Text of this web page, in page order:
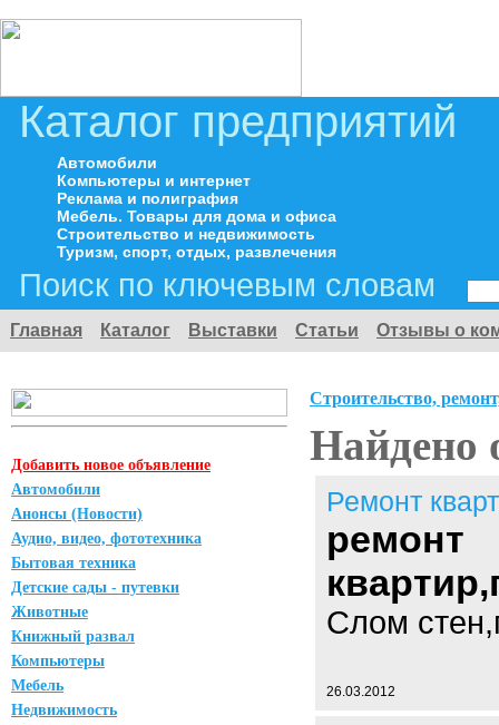
Каталог предприятий
Автомобили
Компьютеры и интернет
Реклама и полиграфия
Мебель. Товары для дома и офиса
Строительство и недвижимость
Туризм, спорт, отдых, развлечения
Поиск по ключевым словам
Главная Каталог Выставки Статьи Отзывы о
Добавить новое объявление
Автомобили
Анонсы (Новости)
Аудио, видео, фототехника
Бытовая техника
Детские сады - путевки
Животные
Книжный развал
Компьютеры
Мебель
Недвижимость
Строительство,
Найдено
Ремонт
ремонт
Слом
26.03.2012